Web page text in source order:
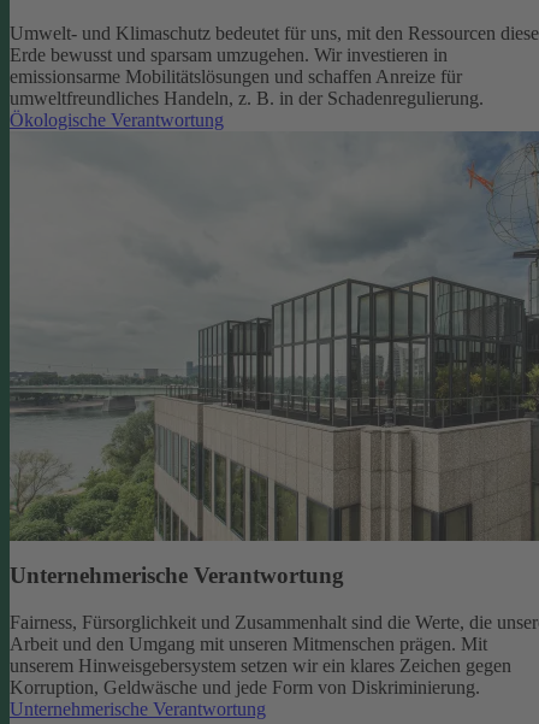
Umwelt- und Klimaschutz bedeutet für uns, mit den Ressourcen
Erde bewusst und sparsam umzugehen. Wir investieren in
emissionsarme Mobilitätslösungen und schaffen Anreize für
umweltfreundliches Handeln, z. B. in der Schadenregulierung.
Ökologische Verantwortung
Unternehmerische Verantwortung
Fairness, Fürsorglichkeit und Zusammenhalt sind die Werte, die
Arbeit und den Umgang mit unseren Mitmenschen prägen. Mit
unserem Hinweisgebersystem setzen wir ein klares Zeichen gegen
Korruption, Geldwäsche und jede Form von Diskriminierung.
Unternehmerische Verantwortung